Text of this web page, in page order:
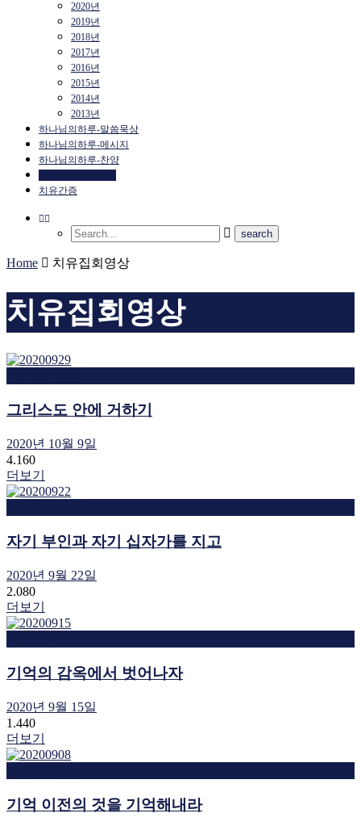
2020년
2019년
2018년
2017년
2016년
2015년
2014년
2013년
하나님의하루-말씀묵상
하나님의하루-메시지
하나님의하루-찬양
치유간증
Home 치유집회영상
치유집회영상
그리스도 안에 거하기
2020년 10월 9일
4.160
더보기
자기 부인과 자기 십자가를 지고
2020년 9월 22일
2.080
더보기
기억의 감옥에서 벗어나자
2020년 9월 15일
1.440
더보기
기억 이전의 것을 기억해내라